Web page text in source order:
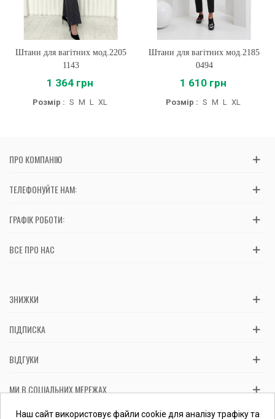
Штани для вагітних мод.2205
1143
1 364 грн
Розмір : S M L XL
Штани для вагітних мод.2185
0494
1 610 грн
Розмір : S M L XL
ПРО КОМПАНІЮ
ТЕЛЕФОНУЙТЕ НАМ:
ГРАФІК РОБОТИ:
ВСЕ ПРО НАС
ЗНИЖКИ
ПІДПИСКА
ВІДГУКИ
МИ В СОЦІАЛЬНИХ МЕРЕЖАХ
Вас обслуговує: ФОП Косташ С.І., номер запису в ЄДР 2 673 000
Наш сайт використовує файли cookie для аналізу трафіку та